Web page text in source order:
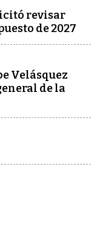
revisar
de 2027
Velásquez
de la